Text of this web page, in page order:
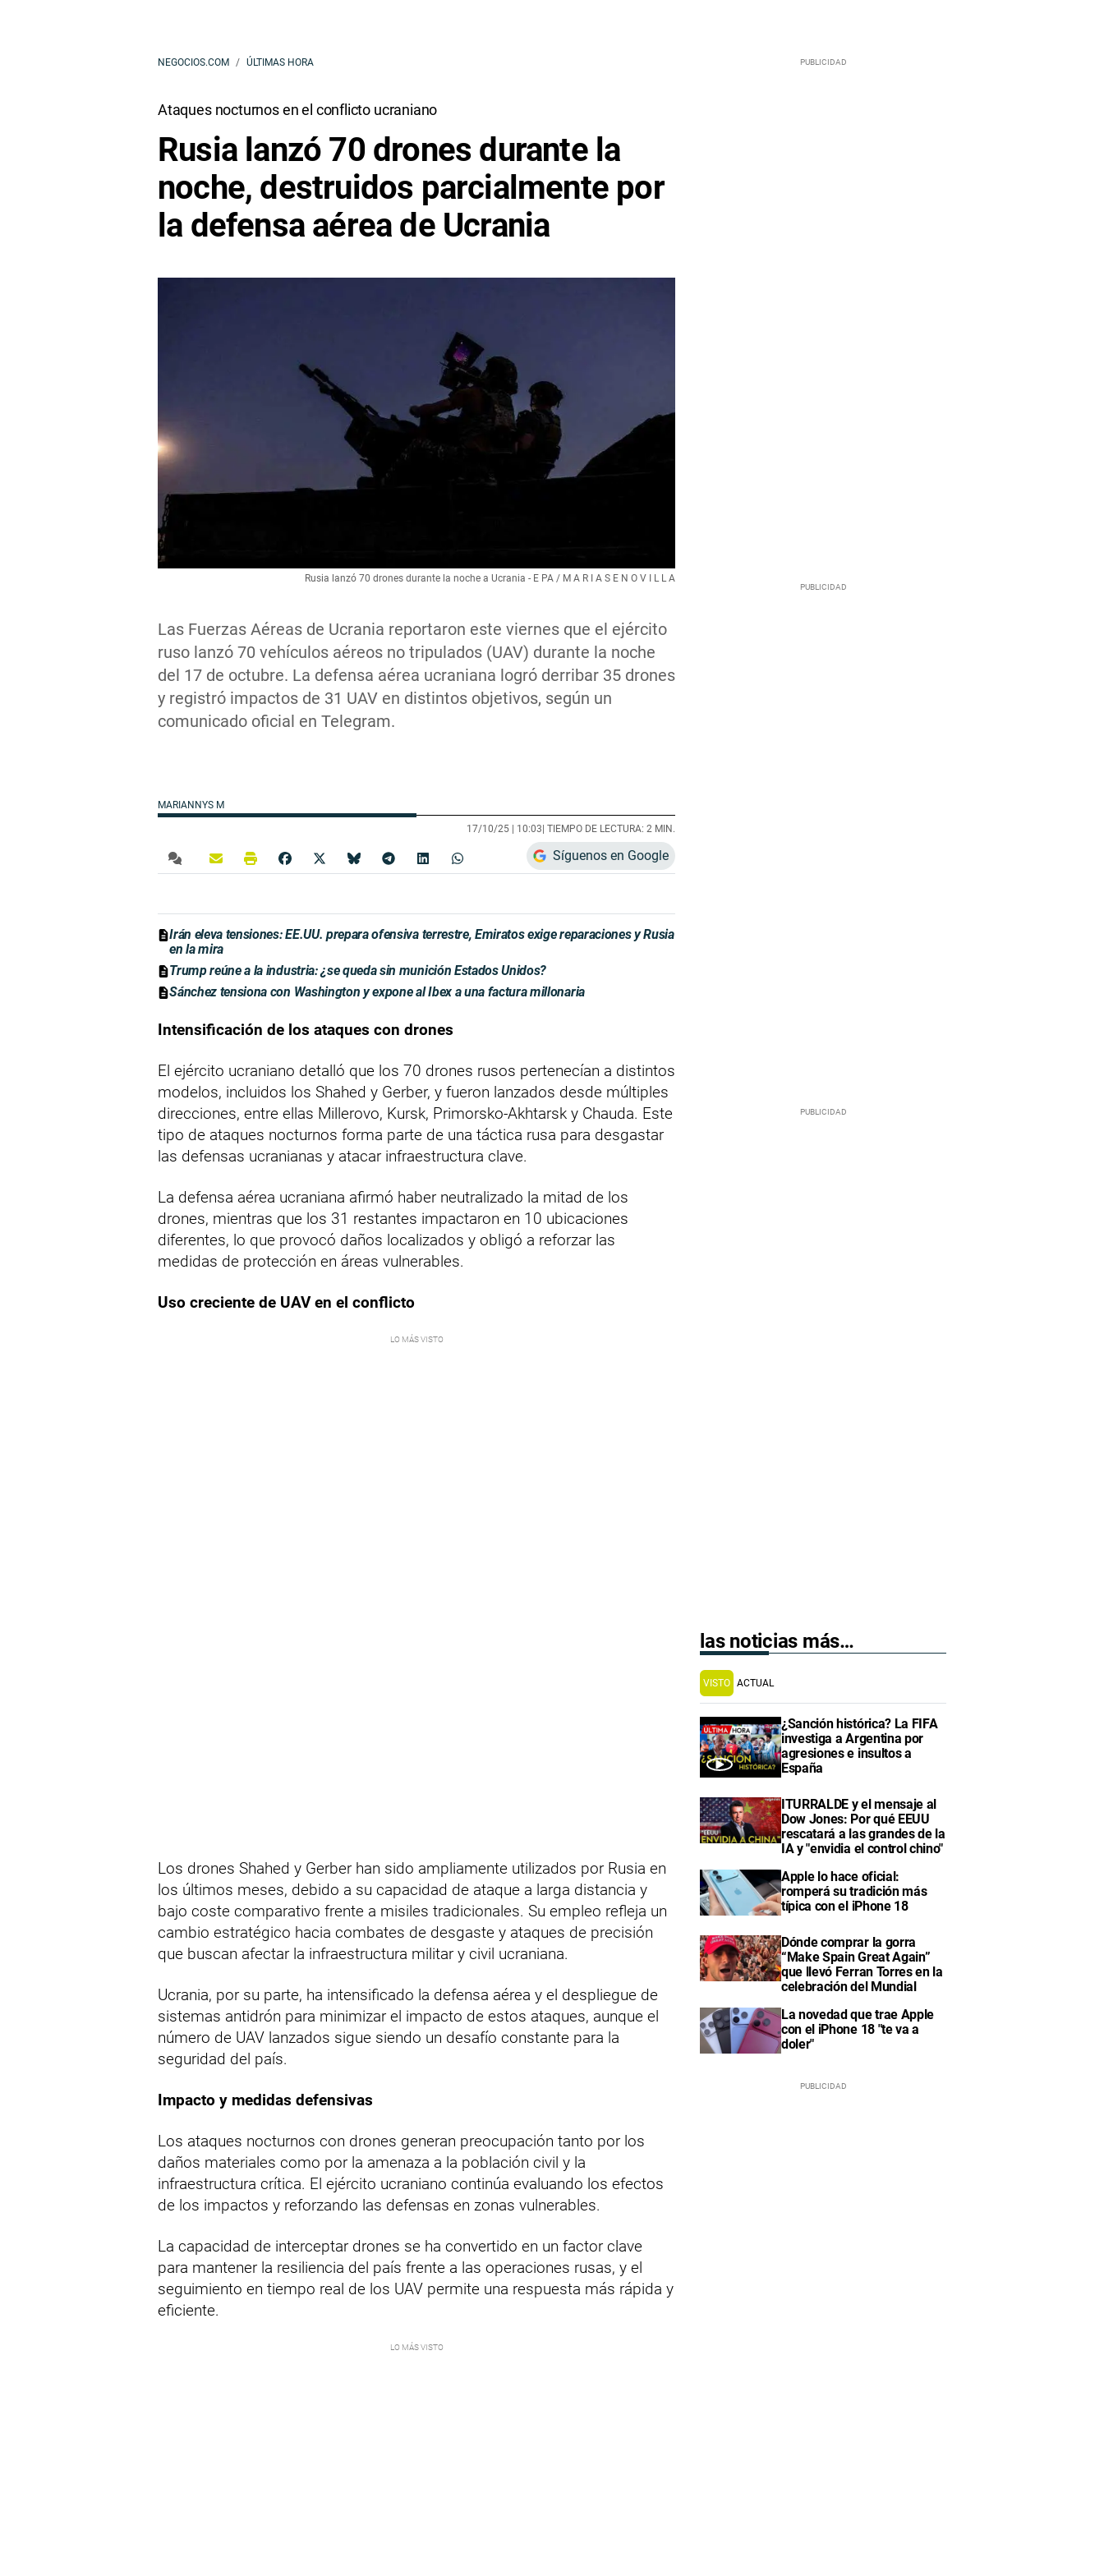
NEGOCIOS.COM ÚLTIMAS HORA
Ataques nocturnos en el conflicto ucraniano
Rusia lanzó 70 drones durante la
noche, destruidos parcialmente por
la defensa aérea de Ucrania
Las Fuerzas Aéreas de Ucrania reportaron este viernes que el ejército
ruso lanzó 70 vehículos aéreos no tripulados (UAV) durante la noche
del 17 de octubre. La defensa aérea ucraniana logró derribar 35 drones
y registró impactos de 31 UAV en distintos objetivos, según un
comunicado oficial en Telegram.
Rusia lanzó 70 drones durante la noche a Ucrania - E PA / M A R I A S E N O V I L L A​
MARIANNYS M
17/10/25 | 10:03 | TIEMPO DE LECTURA: 2 MIN.
Síguenos en Google
Irán eleva tensiones: EE.UU. prepara ofensiva terrestre, Emiratos exige reparaciones y Rusia
en la mira
Trump reúne a la industria: ¿se queda sin munición Estados Unidos?
Sánchez tensiona con Washington y expone al Ibex a una factura millonaria
Intensificación de los ataques con drones
El ejército ucraniano detalló que los 70 drones rusos pertenecían a distintos
modelos, incluidos los Shahed y Gerber, y fueron lanzados desde múltiples
direcciones, entre ellas Millerovo, Kursk, Primorsko-Akhtarsk y Chauda. Este
tipo de ataques nocturnos forma parte de una táctica rusa para desgastar
las defensas ucranianas y atacar infraestructura clave.
La defensa aérea ucraniana afirmó haber neutralizado la mitad de los
drones, mientras que los 31 restantes impactaron en 10 ubicaciones
diferentes, lo que provocó daños localizados y obligó a reforzar las
medidas de protección en áreas vulnerables.
Uso creciente de UAV en el conflicto
Los drones Shahed y Gerber han sido ampliamente utilizados por Rusia en
los últimos meses, debido a su capacidad de ataque a larga distancia y
bajo coste comparativo frente a misiles tradicionales. Su empleo refleja un
cambio estratégico hacia combates de desgaste y ataques de precisión
que buscan afectar la infraestructura militar y civil ucraniana.
Ucrania, por su parte, ha intensificado la defensa aérea y el despliegue de
sistemas antidrón para minimizar el impacto de estos ataques, aunque el
número de UAV lanzados sigue siendo un desafío constante para la
seguridad del país.
Impacto y medidas defensivas
Los ataques nocturnos con drones generan preocupación tanto por los
daños materiales como por la amenaza a la población civil y la
infraestructura crítica. El ejército ucraniano continúa evaluando los efectos
de los impactos y reforzando las defensas en zonas vulnerables.
La capacidad de interceptar drones se ha convertido en un factor clave
para mantener la resiliencia del país frente a las operaciones rusas, y el
seguimiento en tiempo real de los UAV permite una respuesta más rápida y
eficiente.
las noticias más…
VISTO ACTUAL
¿Sanción histórica? La FIFA
investiga a Argentina por
agresiones e insultos a
España
ITURRALDE y el mensaje al
Dow Jones: Por qué EEUU
rescatará a las grandes de la
IA y "envidia el control chino"
Apple lo hace oficial:
romperá su tradición más
típica con el iPhone 18
Dónde comprar la gorra
“Make Spain Great Again”
que llevó Ferran Torres en la
celebración del Mundial
La novedad que trae Apple
con el iPhone 18 "te va a
doler"